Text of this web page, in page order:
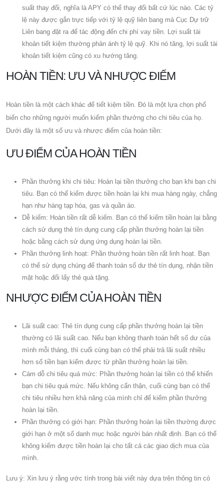
suất thay đổi, nghĩa là APY có thể thay đổi bất cứ lúc nào. Các tỷ
lệ này được gắn trực tiếp với tỷ lệ quỹ liên bang mà Cục Dự trữ
Liên bang đặt ra để tác động đến chi phí vay tiền. Lợi suất tài
khoản tiết kiệm thường phản ánh tỷ lệ quỹ. Khi nó tăng, lợi suất tài
khoản tiết kiệm cũng có xu hướng tăng.
HOÀN TIỀN: ƯU VÀ NHƯỢC ĐIỂM
Hoàn tiền là một cách khác để tiết kiệm tiền. Đó là một lựa chọn phổ
biến cho những người muốn kiếm phần thưởng cho chi tiêu của họ.
Dưới đây là một số ưu và nhược điểm của hoàn tiền:
ƯU ĐIỂM CỦA HOÀN TIỀN
Phần thưởng khi chi tiêu: Hoàn lại tiền thưởng cho bạn khi bạn chi
tiêu. Bạn có thể kiếm được tiền hoàn lại khi mua hàng ngày, chẳng
hạn như hàng tạp hóa, gas và quần áo.
Dễ kiếm: Hoàn tiền rất dễ kiếm. Bạn có thể kiếm tiền hoàn lại bằng
cách sử dụng thẻ tín dụng cung cấp phần thưởng hoàn lại tiền
hoặc bằng cách sử dụng ứng dụng hoàn lại tiền.
Phần thưởng linh hoạt: Phần thưởng hoàn tiền rất linh hoạt. Bạn
có thể sử dụng chúng để thanh toán số dư thẻ tín dụng, nhận tiền
mặt hoặc đổi lấy thẻ quà tặng.
NHƯỢC ĐIỂM CỦA HOÀN TIỀN
Lãi suất cao: Thẻ tín dụng cung cấp phần thưởng hoàn lại tiền
thường có lãi suất cao. Nếu bạn không thanh toán hết số dư của
mình mỗi tháng, thì cuối cùng bạn có thể phải trả lãi suất nhiều
hơn số tiền bạn kiếm được từ phần thưởng hoàn lại tiền.
Cám dỗ chi tiêu quá mức: Phần thưởng hoàn lại tiền có thể khiến
bạn chi tiêu quá mức. Nếu không cẩn thận, cuối cùng bạn có thể
chi tiêu nhiều hơn khả năng của mình chỉ để kiếm phần thưởng
hoàn lại tiền.
Phần thưởng có giới hạn: Phần thưởng hoàn lại tiền thường được
giới hạn ở một số danh mục hoặc người bán nhất định. Bạn có thể
không kiếm được tiền hoàn lại cho tất cả các giao dịch mua của
mình.
Lưu ý: Xin lưu ý rằng ước tính trong bài viết này dựa trên thông tin có